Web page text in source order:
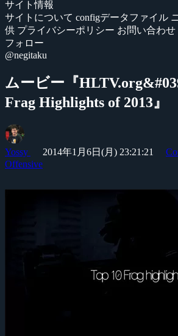
サイト情報
サイトについて configデータファイル
供 プライバシーポリシー お問い合わせ
フォロー
@negitaku
ムービー『
Frag Highlights of 2013』
Yossy 2014年1月6日(月) 23:21:21
Offensive